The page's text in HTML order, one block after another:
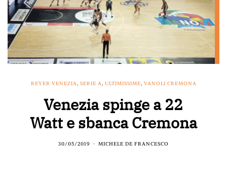
REYER VENEZIA, SERIE A, ULTIMISSIME, VANOLI CREMONA
Venezia spinge a 22
Watt e sbanca Cremona
30/05/2019 MICHELE DE FRANCESCO